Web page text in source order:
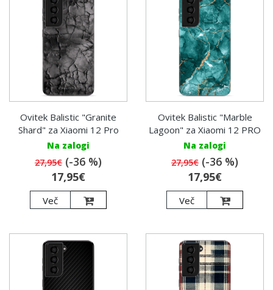
Ovitek Balistic "Granite
Shard" za Xiaomi 12 Pro
Na zalogi
27,95€ (-36 %)
17,95€
Več
Ovitek Balistic "Marble
Lagoon" za Xiaomi 12 PRO
Na zalogi
27,95€ (-36 %)
17,95€
Več